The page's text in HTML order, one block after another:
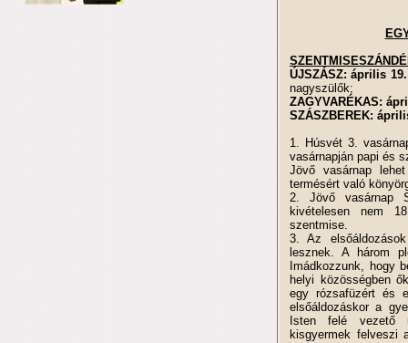
ÚJSZÁSZ: április
nagyszülők;
ZAGYVARÉKAS:
SZÁSZBEREK:
1. Húsvét 3.
vasárnapján papi és
Jövő vasárnap
termésért való
2. Jövő vasárnap
kivételesen nem
szentmise.
3. Az
lesznek. A három
Imádkozzunk, hogy
helyi közösségben
egy rózsafüzért és
elsőáldozáskor a
Isten felé vezető
kisgyermek felveszi